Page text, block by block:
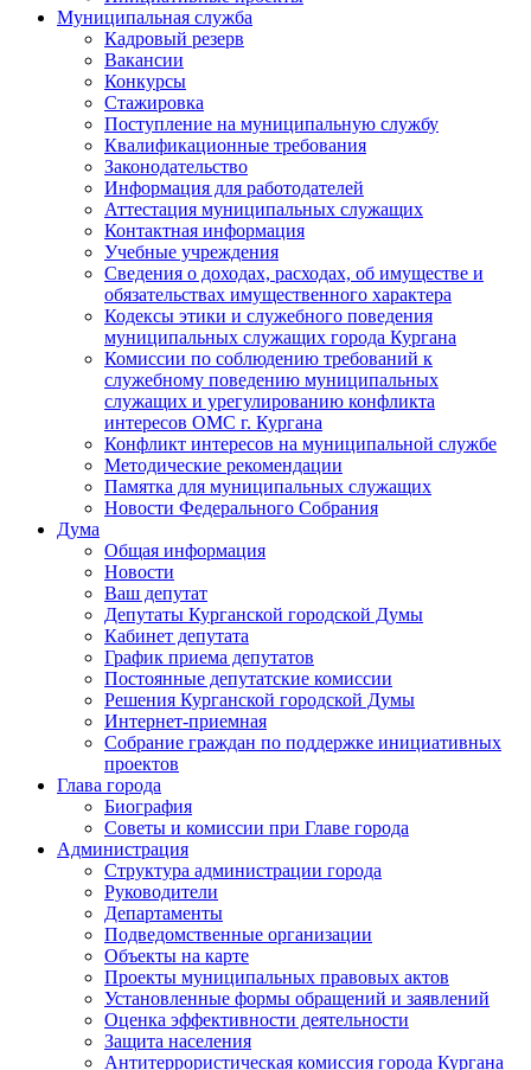
Муниципальная служба
Кадровый резерв
Вакансии
Конкурсы
Стажировка
Поступление на муниципальную службу
Квалификационные требования
Законодательство
Информация для работодателей
Аттестация муниципальных служащих
Контактная информация
Учебные учреждения
Сведения о доходах, расходах, об имуществе и
обязательствах имущественного характера
Кодексы этики и служебного поведения
муниципальных служащих города Кургана
Комиссии по соблюдению требований к
служебному поведению муниципальных
служащих и урегулированию конфликта
интересов ОМС г. Кургана
Конфликт интересов на муниципальной службе
Методические рекомендации
Памятка для муниципальных служащих
Новости Федерального Cобрания
Дума
Общая информация
Новости
Ваш депутат
Депутаты Курганской городской Думы
Кабинет депутата
График приема депутатов
Постоянные депутатские комиссии
Решения Курганской городской Думы
Интернет-приемная
Собрание граждан по поддержке инициативных
проектов
Глава города
Биография
Советы и комиссии при Главе города
Администрация
Структура администрации города
Руководители
Департаменты
Подведомственные организации
Объекты на карте
Проекты муниципальных правовых актов
Установленные формы обращений и заявлений
Оценка эффективности деятельности
Защита населения
Антитеррористическая комиссия города Кургана